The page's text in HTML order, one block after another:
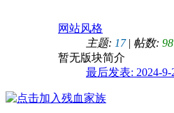
网站风格
主题: 17| 帖数: 98
暂无版块简介
最后发表: 2024-9-